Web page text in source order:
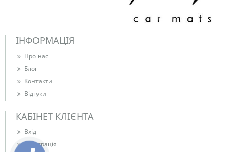
ІНФОРМАЦІЯ
Про нас
Блог
Контакти
Відгуки
КАБІНЕТ КЛІЄНТА
Вхід
Реєстрація